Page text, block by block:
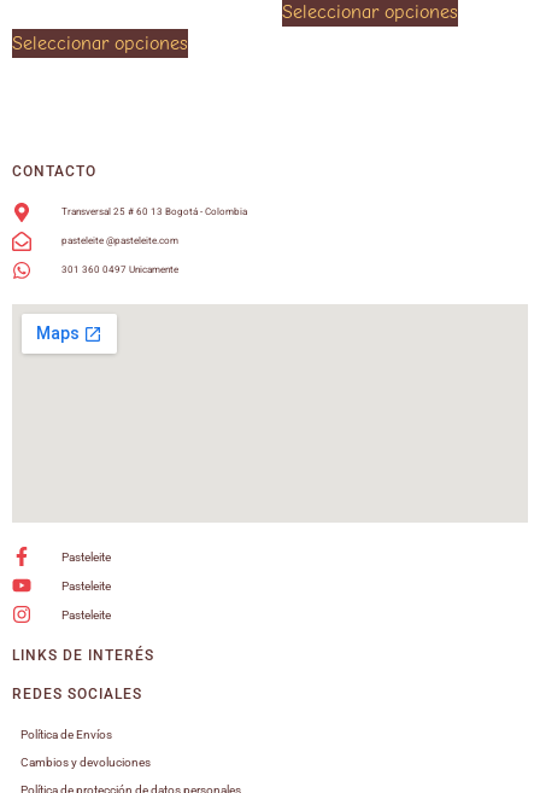
Seleccionar opciones
Seleccionar opciones
CONTACTO
Transversal 25 # 60 13 Bogotá - Colombia
pasteleite @pasteleite.com
301 360 0497 Unicamente
Pasteleite
Pasteleite
Pasteleite
LINKS DE INTERÉS
REDES SOCIALES
Política de Envíos
Cambios y devoluciones
Política de protección de datos personales